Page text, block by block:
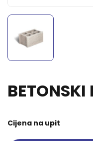
BETONSKI
Cijena na upit